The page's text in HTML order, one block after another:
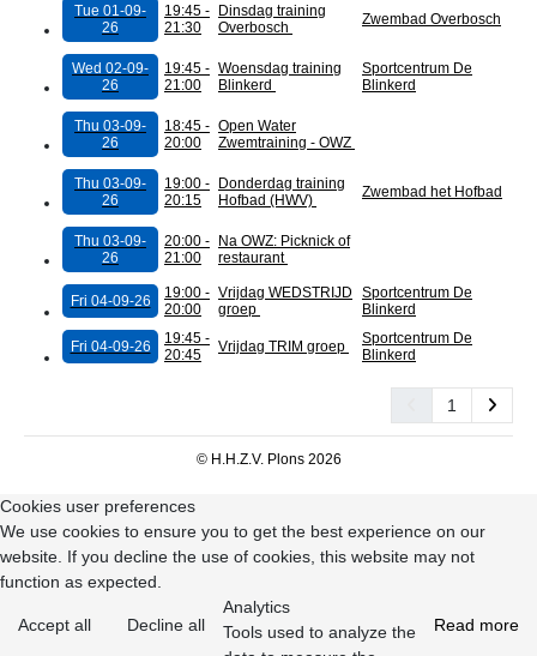
Tue 01-09-
26
19:45 -
21:30
Dinsdag training
Overbosch
Zwembad Overbosch
Wed 02-09-
26
19:45 -
21:00
Woensdag training
Blinkerd
Sportcentrum De
Blinkerd
Thu 03-09-
26
18:45 -
20:00
Open Water
Zwemtraining - OWZ
Thu 03-09-
26
19:00 -
20:15
Donderdag training
Hofbad (HWV)
Zwembad het Hofbad
Thu 03-09-
26
20:00 -
21:00
Na OWZ: Picknick of
restaurant
Fri 04-09-26
19:00 -
20:00
Vrijdag WEDSTRIJD
groep
Sportcentrum De
Blinkerd
Fri 04-09-26
19:45 -
20:45
Vrijdag TRIM groep
Sportcentrum De
Blinkerd
1
© H.H.Z.V. Plons 2026
Cookies user preferences
We use cookies to ensure you to get the best experience on our
website. If you decline the use of cookies, this website may not
function as expected.
Accept all Decline all Read more
Analytics
Tools used to analyze the